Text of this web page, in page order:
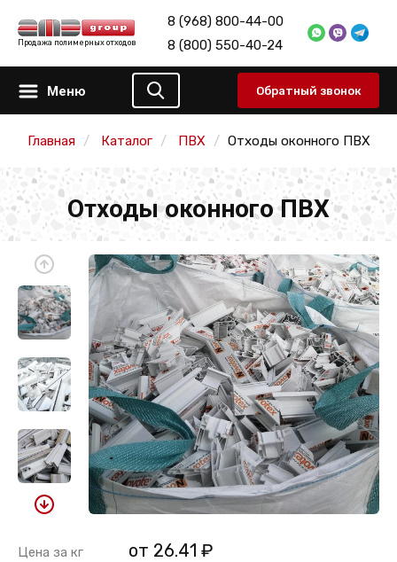
Продажа полимерных отходов
8 (968) 800-44-00
8 (800) 550-40-24
Меню Обратный звонок
Главная Каталог ПВХ Отходы оконного ПВХ
Отходы оконного ПВХ
Цена за кг от 26.41 ₽